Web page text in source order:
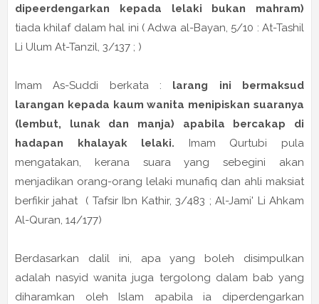
dipeerdengarkan kepada lelaki bukan mahram)
tiada khilaf dalam hal ini ( Adwa al-Bayan, 5/10 : At-Tashil
Li Ulum At-Tanzil, 3/137 ; )
Imam As-Suddi berkata : larang ini bermaksud
larangan kepada kaum wanita menipiskan suaranya
(lembut, lunak dan manja) apabila bercakap di
hadapan khalayak lelaki. Imam Qurtubi pula
mengatakan, kerana suara yang sebegini akan
menjadikan orang-orang lelaki munafiq dan ahli maksiat
berfikir jahat ( Tafsir Ibn Kathir, 3/483 ; Al-Jami' Li Ahkam
Al-Quran, 14/177)
Berdasarkan dalil ini, apa yang boleh disimpulkan
adalah nasyid wanita juga tergolong dalam bab yang
diharamkan oleh Islam apabila ia diperdengarkan